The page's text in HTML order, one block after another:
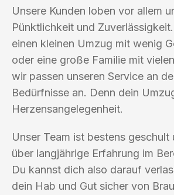
Unsere Kunden loben vor allem
Pünktlichkeit und
einen kleinen Umzug mit wenig
oder eine große Familie mit
wir passen unseren Service an
Bedürfnisse an. Denn dein
Herzensangelegenheit.
Unser Team ist bestens
über langjährige Erfahrung im
Du kannst dich also darauf
dein Hab und Gut sicher von